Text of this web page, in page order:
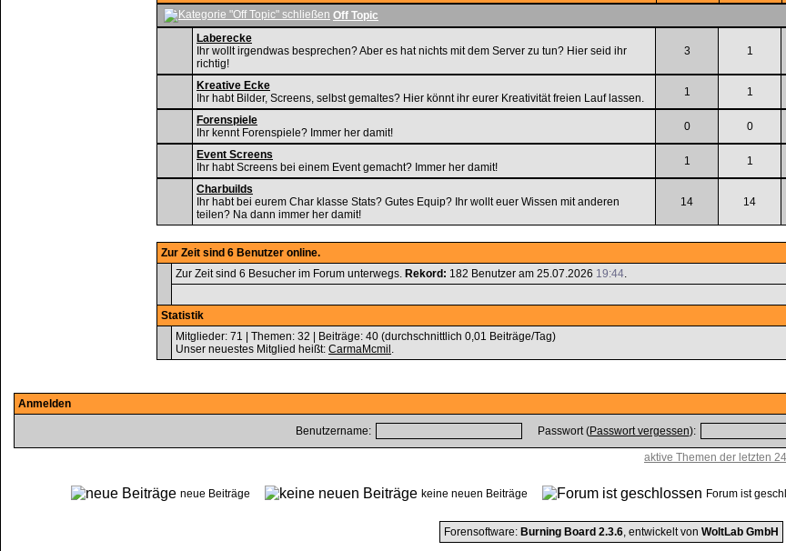
Off Topic
Laberecke
Ihr wollt irgendwas besprechen? Aber es hat nichts mit dem Server zu tun? Hier seid ihr
richtig!
3 1
Kreative Ecke
Ihr habt Bilder, Screens, selbst gemaltes? Hier könnt ihr eurer Kreativität freien Lauf lassen.
1 1
Forenspiele
Ihr kennt Forenspiele? Immer her damit!
0 0
Event Screens
Ihr habt Screens bei einem Event gemacht? Immer her damit!
1 1
Charbuilds
Ihr habt bei eurem Char klasse Stats? Gutes Equip? Ihr wollt euer Wissen mit anderen
teilen? Na dann immer her damit!
14 14
Zur Zeit sind 6 Benutzer online.
Zur Zeit sind 6 Besucher im Forum unterwegs. Rekord: 182 Benutzer am 25.07.2026 19:44.
Statistik
Mitglieder: 71 | Themen: 32 | Beiträge: 40 (durchschnittlich 0,01 Beiträge/Tag)
Unser neuestes Mitglied heißt: CarmaMcmil .
Anmelden
Benutzername: Passwort (Passwort vergessen):
aktive Themen der letzten
neue Beiträge keine neuen Beiträge Forum ist
Forensoftware: Burning Board 2.3.6, entwickelt von WoltLab GmbH